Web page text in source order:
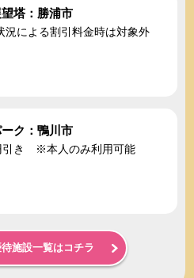
塔：勝浦市
による割引料金時は対象外
ク：鴨川市
引き ※本人のみ利用可能
施設一覧はコチラ